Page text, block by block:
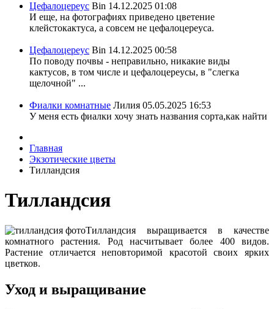
Цефалоцереус Bin 14.12.2025 01:08
И еще, на фотографиях приведено цветение
клейстокактуса, а совсем не цефалоцереуса.
Цефалоцереус Bin 14.12.2025 00:58
По поводу почвы - неправильно, никакие виды
кактусов, в том числе и цефалоцереусы, в "слегка
щелочной" ...
Фиалки комнатные Лилия 05.05.2025 16:53
У меня есть фиалки хочу знать названия сорта,как найти
Главная
Экзотические цветы
Тилландсия
Тилландсия
Тилландсия выращивается в качестве
комнатного растения. Род насчитывает более 400 видов.
Растение отличается неповторимой красотой своих ярких
цветков.
Уход и выращивание